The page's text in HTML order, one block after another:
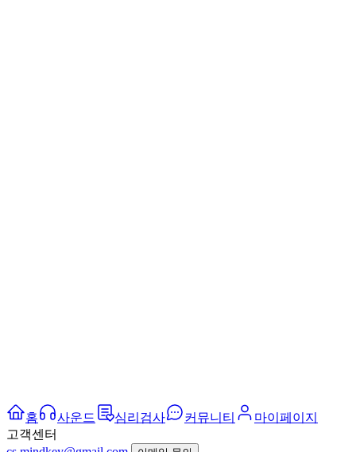
홈 사운드 심리검사 커뮤니티
마이페이지
고객센터